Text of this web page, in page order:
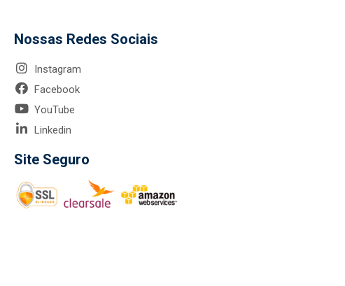
Nossas Redes Sociais
Instagram
Facebook
YouTube
Linkedin
Site Seguro